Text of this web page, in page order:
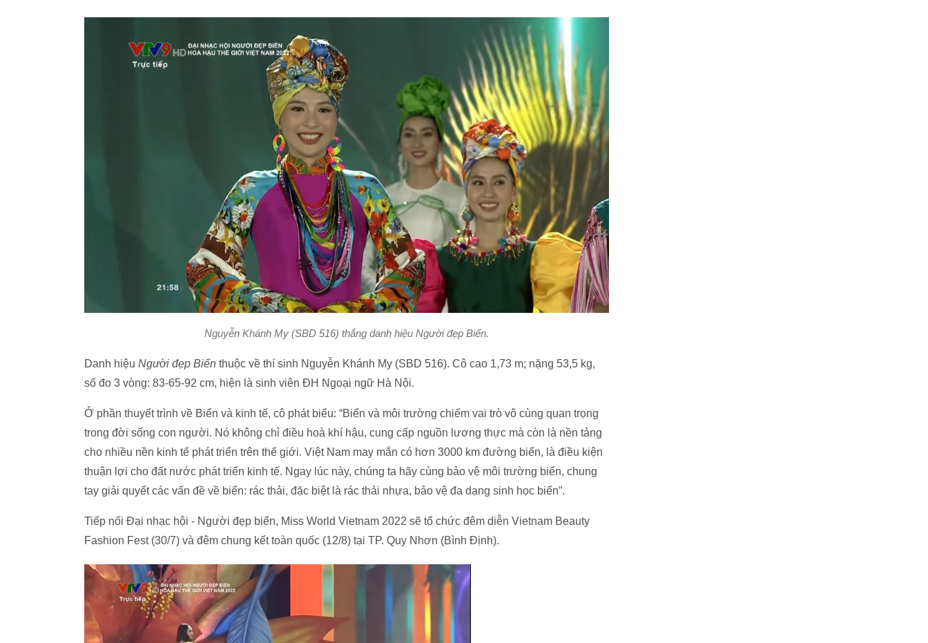
Nguyễn Khánh My (SBD 516) thắng danh hiệu Người đẹp Biển.
Danh hiệu Người đẹp Biển thuộc về thí sinh Nguyễn Khánh My (SBD 516). Cô cao 1,73 m; nặng 53,5 kg,
số đo 3 vòng: 83-65-92 cm, hiện là sinh viên ĐH Ngoại ngữ Hà Nội.
Ở phần thuyết trình về Biển và kinh tế, cô phát biểu: “Biển và môi trường chiếm vai trò vô cùng quan trọng
trong đời sống con người. Nó không chỉ điều hoà khí hậu, cung cấp nguồn lương thực mà còn là nền tảng
cho nhiều nền kinh tế phát triển trên thế giới. Việt Nam may mắn có hơn 3000 km đường biển, là điều kiện
thuận lợi cho đất nước phát triển kinh tế. Ngay lúc này, chúng ta hãy cùng bảo vệ môi trường biển, chung
tay giải quyết các vấn đề về biển: rác thải, đặc biệt là rác thải nhựa, bảo vệ đa dạng sinh học biển”.
Tiếp nối Đại nhạc hội - Người đẹp biển, Miss World Vietnam 2022 sẽ tổ chức đêm diễn Vietnam Beauty
Fashion Fest (30/7) và đêm chung kết toàn quốc (12/8) tại TP. Quy Nhơn (Bình Định).